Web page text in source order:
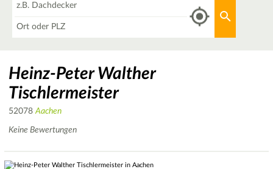
Heinz-Peter Walther
Tischlermeister
52078Aachen
Keine Bewertungen